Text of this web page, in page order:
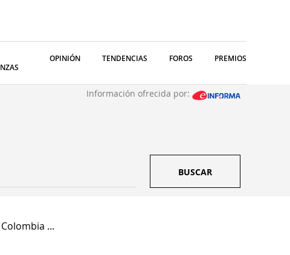
OPINIÓN TENDENCIAS FOROS PREMIOS
Información ofrecida por:
BUSCAR
...